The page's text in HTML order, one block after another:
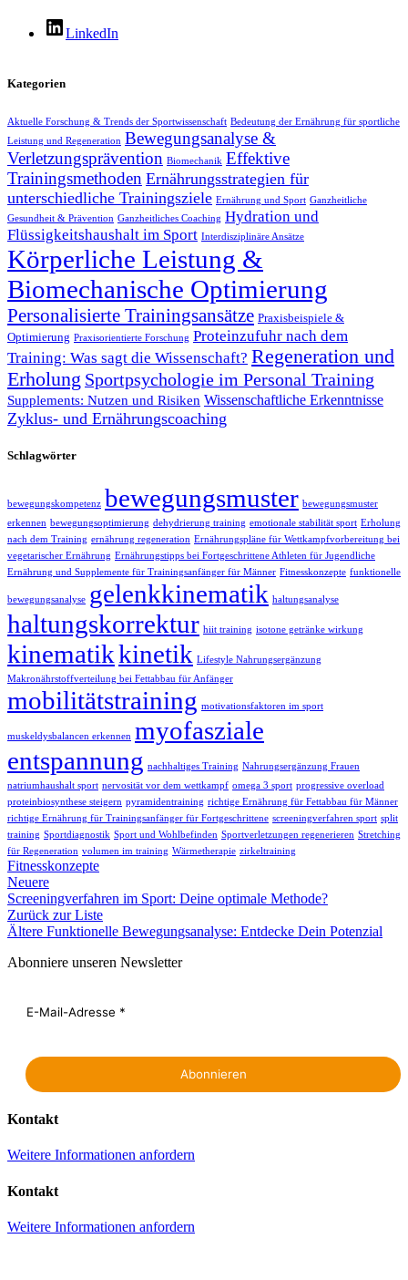
LinkedIn
Kategorien
Aktuelle Forschung & Trends der Sportwissenschaft Bedeutung der Ernährung für sportliche
Leistung und Regeneration Bewegungsanalyse &
Verletzungsprävention Biomechanik Effektive
Trainingsmethoden Ernährungsstrategien für
unterschiedliche Trainingsziele Ernährung und Sport Ganzheitliche
Gesundheit & Prävention Ganzheitliches Coaching Hydration und
Flüssigkeitshaushalt im Sport Interdisziplinäre Ansätze
Körperliche Leistung &
Biomechanische Optimierung
Personalisierte Trainingsansätze Praxisbeispiele &
Optimierung Praxisorientierte Forschung Proteinzufuhr nach dem
Training: Was sagt die Wissenschaft? Regeneration und
Erholung Sportpsychologie im Personal Training
Supplements: Nutzen und Risiken Wissenschaftliche Erkenntnisse
Zyklus- und Ernährungscoaching
Schlagwörter
bewegungskompetenz bewegungsmuster bewegungsmuster
erkennen bewegungsoptimierung dehydrierung training emotionale stabilität sport Erholung
nach dem Training ernährung regeneration Ernährungspläne für Wettkampfvorbereitung bei
vegetarischer Ernährung Ernährungstipps bei Fortgeschrittene Athleten für Jugendliche
Ernährung und Supplemente für Trainingsanfänger für Männer Fitnesskonzepte funktionelle
bewegungsanalyse gelenkkinematik haltungsanalyse
haltungskorrektur hiit training isotone getränke wirkung
kinematikkinetik Lifestyle Nahrungsergänzung
Makronährstoffverteilung bei Fettabbau für Anfänger
mobilitätstraining motivationsfaktoren im sport
muskeldysbalancen erkennen myofasziale
entspannung nachhaltiges Training Nahrungsergänzung Frauen
natriumhaushalt sport nervosität vor dem wettkampf omega 3 sport progressive overload
proteinbiosynthese steigern pyramidentraining richtige Ernährung für Fettabbau für Männer
richtige Ernährung für Trainingsanfänger für Fortgeschrittene screeningverfahren sport split
training Sportdiagnostik Sport und Wohlbefinden Sportverletzungen regenerieren Stretching
für Regeneration volumen im training Wärmetherapie zirkeltraining
Fitnesskonzepte
Neuere
Screeningverfahren im Sport: Deine optimale Methode?
Zurück zur Liste
Ältere Funktionelle Bewegungsanalyse: Entdecke Dein Potenzial
Abonniere unseren Newsletter
Kontakt
Weitere Informationen anfordern
Kontakt
Weitere Informationen anfordern